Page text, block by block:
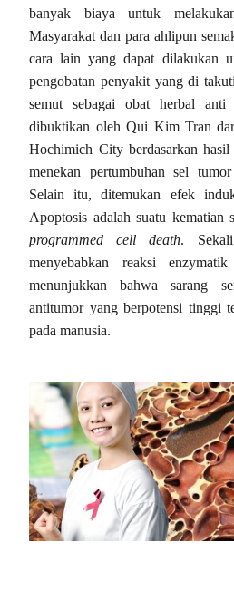
banyak biaya untuk
Masyarakat dan para ahlipun
cara lain yang dapat dilakukan
pengobatan penyakit yang di
semut sebagai obat herbal anti
dibuktikan oleh Qui Kim Tran
Hochimich City berdasarkan hasil
menekan pertumbuhan sel
Selain itu, ditemukan efek
Apoptosis adalah suatu kematian
programmed cell death.
menyebabkan reaksi
menunjukkan bahwa sarang
antitumor yang berpotensi tinggi
pada manusia.